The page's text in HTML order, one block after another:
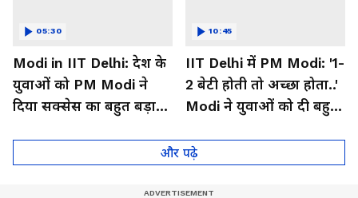
Modi in IIT Delhi: देश के
युवाओं को PM Modi ने
दिया सक्सेस का बहुत बड़ा
05:30
IIT Delhi में PM Modi: '1-
2 बेटी होती तो अच्छा होता..'
Modi ने युवाओं को दी बहुत
10:45
और पढ़े